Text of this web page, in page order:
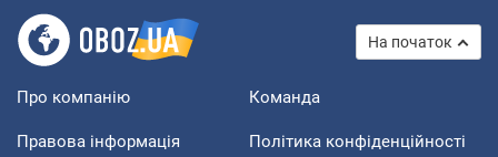
На початок
Про компанію Команда
Правова інформація Політика конфіденційності